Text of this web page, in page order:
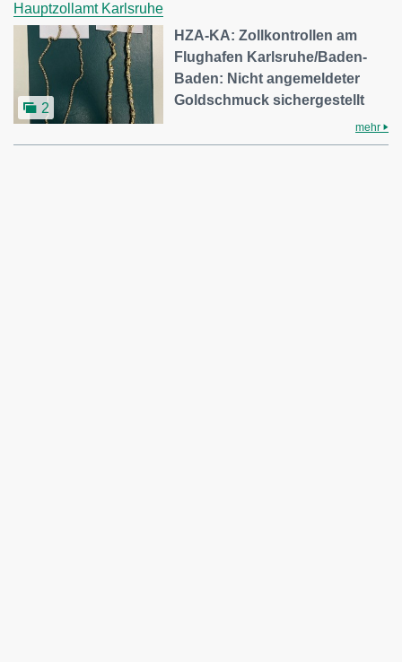
Hauptzollamt Karlsruhe
2
HZA-KA: Zollkontrollen am
Flughafen Karlsruhe/Baden-
Baden: Nicht angemeldeter
Goldschmuck sichergestellt
mehr